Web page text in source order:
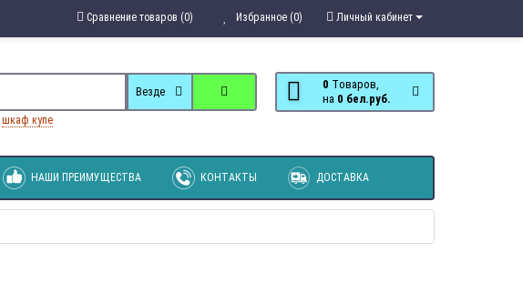
Личный кабинет
Избранное (0)
Сравнение товаров (0)
0 Tоваров,
на
0 бел.руб.
Везде
шкаф купе
НАШИ ПРЕИМУЩЕСТВА КОНТАКТЫ ДОСТАВКА